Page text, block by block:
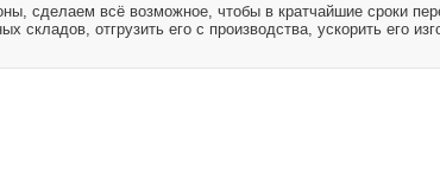
сделаем всё возможное, чтобы в кратчайшие сроки
складов, отгрузить его с производства, ускорить его